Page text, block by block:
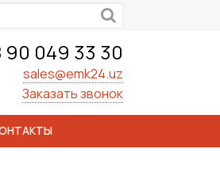
90 049 33 30
sales@emk24.uz
Заказать звонок